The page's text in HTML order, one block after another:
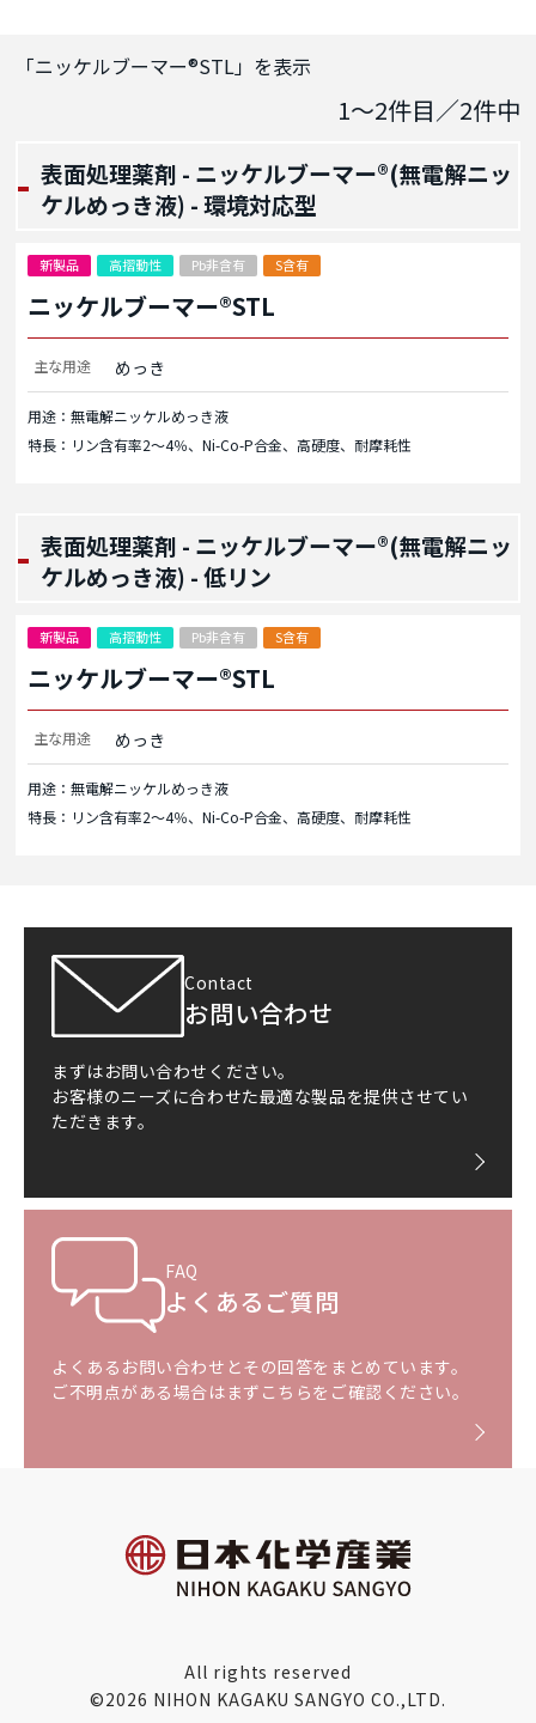
「ニッケルブーマー®STL」を表示
1～2件目／2件中
表面処理薬剤 - ニッケルブーマー®(無電解ニッ
ケルめっき液) - 環境対応型
新製品 高摺動性 Pb非含有 S含有
ニッケルブーマー®STL
主な用途 めっき
用途：無電解ニッケルめっき液
特長：リン含有率2～4％、Ni-Co-P合金、高硬度、耐摩耗性
表面処理薬剤 - ニッケルブーマー®(無電解ニッ
ケルめっき液) - 低リン
新製品 高摺動性 Pb非含有 S含有
ニッケルブーマー®STL
主な用途 めっき
用途：無電解ニッケルめっき液
特長：リン含有率2～4％、Ni-Co-P合金、高硬度、耐摩耗性
Contact
お問い合わせ
まずはお問い合わせください。
お客様のニーズに合わせた最適な製品を提供させてい
ただきます。
FAQ
よくあるご質問
よくあるお問い合わせとその回答をまとめています。
ご不明点がある場合はまずこちらをご確認ください。
All rights reserved
©2026 NIHON KAGAKU SANGYO CO.,LTD.